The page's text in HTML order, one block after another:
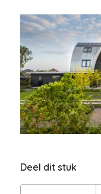
Deel dit stuk